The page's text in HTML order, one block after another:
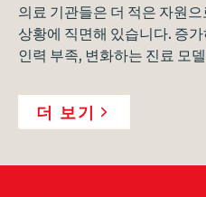
의료 기관들은 더 적은 자원
상황에 직면해 있습니다. 증
인력 부족, 변화하는 진료 모
더 보기